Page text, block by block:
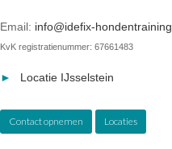
Email: info@idefix-
KvK registratienummer: 67661483
Locatie IJsselstein
Contact opnemen Locaties